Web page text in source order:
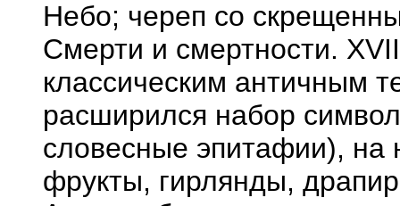
Небо; череп со
Смерти и смертности.
классическим античным
расширился набор
словесные эпитафии), на
фрукты, гирлянды,